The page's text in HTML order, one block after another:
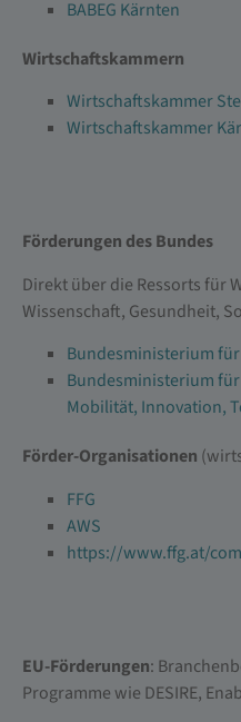
BABEG Kärnten
Wirtschaftskammern
Wirtschaftskammer
Wirtschaftskammer
Förderungen des Bundes
Direkt über die Ressorts für
Wissenschaft, Gesundheit,
Bundesministerium
Bundesministerium
Mobilität, Innovation,
Förder-Organisationen
FFG
AWS
https://www.ffg.at/
EU-Förderungen:
Programme wie DESIRE,